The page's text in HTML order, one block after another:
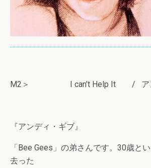
M2＞ I can’t Help It / アン
『アンディ・ギブ』
「Bee Gees」の弟さんです。30歳と
去った